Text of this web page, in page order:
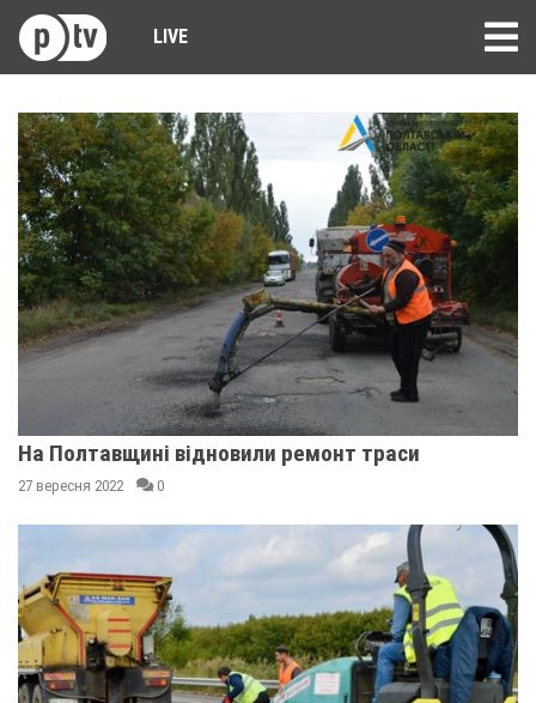
LIVE
На Полтавщині відновили ремонт траси
27 вересня 2022 0